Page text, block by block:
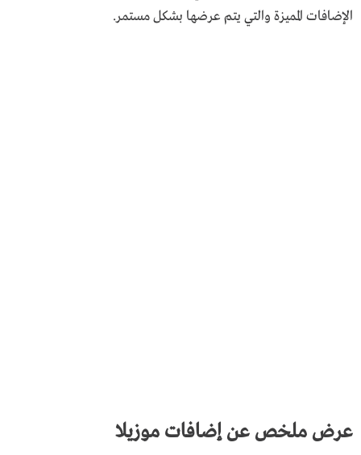
الإضافات المميزة والتي يتم عرضها بشكل مستمر.
عرض ملخص عن إضافات موزيلا